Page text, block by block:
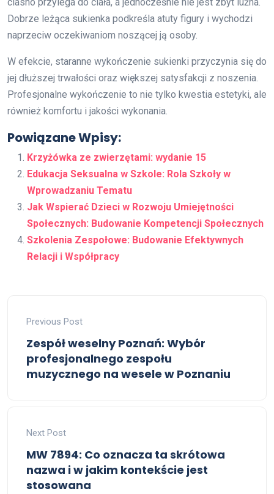
Dobrze leżąca sukienka podkreśla atuty figury i wychodzi
naprzeciw oczekiwaniom noszącej ją osoby.
W efekcie, staranne wykończenie sukienki przyczynia się do
jej dłuższej trwałości oraz większej satysfakcji z noszenia.
Profesjonalne wykończenie to nie tylko kwestia estetyki, ale
również komfortu i jakości wykonania.
Powiązane Wpisy:
Krzyżówka ze zwierzętami: wydanie 15
Edukacja Seksualna w Szkole: Rola Szkoły w
Wprowadzaniu Tematu
Jak Wspierać Dzieci w Rozwoju Umiejętności
Społecznych: Budowanie Kompetencji Społecznych
Szkolenia Zespołowe: Budowanie Efektywnych
Relacji i Współpracy
Previous Post
Zespół weselny Poznań: Wybór
profesjonalnego zespołu
muzycznego na wesele w Poznaniu
Next Post
MW 7894: Co oznacza ta skrótowa
nazwa i w jakim kontekście jest
stosowana